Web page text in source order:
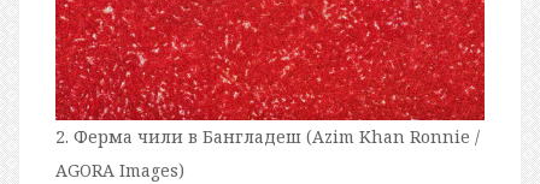
2. Ферма чили в Бангладеш (Azim Khan Ronnie /
AGORA Images)